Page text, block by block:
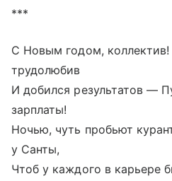
***
С Новым годом,
трудолюбив
И добился результатов —
зарплаты!
Ночью, чуть пробьют
у Санты,
Чтоб у каждого в карьере